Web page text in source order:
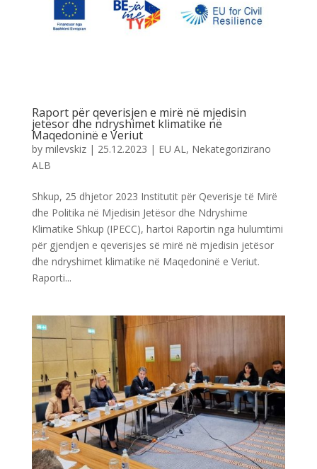
Raport për qeverisjen e mirë në mjedisin
jetësor dhe ndryshimet klimatike në
Maqedoninë e Veriut
by milevskiz| 25.12.2023 | EU AL, Nekategorizirano
ALB
Shkup, 25 dhjetor 2023 Institutit për Qeverisje të Mirë
dhe Politika në Mjedisin Jetësor dhe Ndryshime
Klimatike Shkup (IPECC), hartoi Raportin nga hulumtimi
për gjendjen e qeverisjes së mirë në mjedisin jetësor
dhe ndryshimet klimatike në Maqedoninë e Veriut.
Raporti...